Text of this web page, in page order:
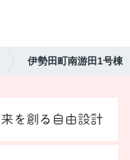
伊勢田町南游田1号棟